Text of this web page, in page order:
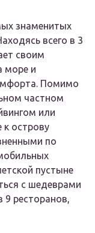
знаменитых
всего в 3
своим
море и
Помимо
частном
или
к острову
по
пустыне
с шедеврами
ресторанов,